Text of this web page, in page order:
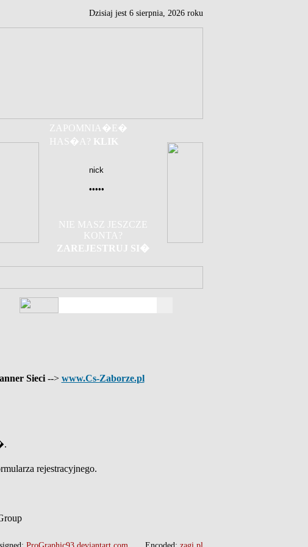
Dzisiaj jest 6 sierpnia, 2026 roku
ZAPOMNIA�E�
HAS�A? KLIK
NIE MASZ JESZCZE
KONTA?
ZAREJESTRUJ SI�
Sieci --> www.Cs-Zaborze.pl
rejestracyjnego.